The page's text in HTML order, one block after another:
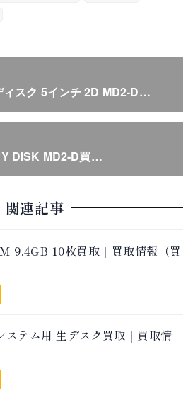
スク 5インチ 2D MD2-D…
DISK MD2-D買…
関連記事
9.4GB 10枚買取｜買取情報（買
ステム用 生デスク買取｜買取情